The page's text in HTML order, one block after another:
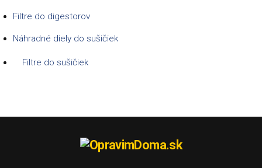
Filtre do digestorov
Náhradné diely do sušičiek
Filtre do sušičiek